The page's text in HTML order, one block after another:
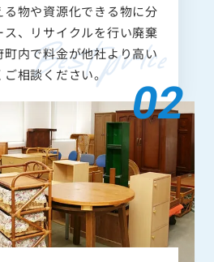
物や資源化できる物に分
、リサイクルを行い廃棄
内で料金が他社より高い
相談ください。